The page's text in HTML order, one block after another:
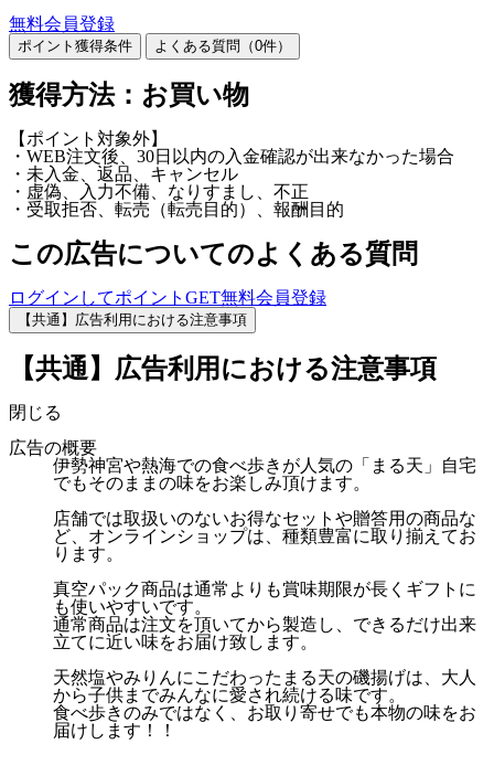
無料会員登録
ポイント獲得条件 よくある質問（0件）
獲得方法：お買い物
【ポイント対象外】
・WEB注文後、30日以内の入金確認が出来なかった場合
・未入金、返品、キャンセル
・虚偽、入力不備、なりすまし、不正
・受取拒否、転売（転売目的）、報酬目的
この広告についてのよくある質問
ログインしてポイントGET無料会員登録
【共通】広告利用における注意事項
【共通】広告利用における注意事項
閉じる
広告の概要
伊勢神宮や熱海での食べ歩きが人気の「まる天」自宅
でもそのままの味をお楽しみ頂けます。
店舗では取扱いのないお得なセットや贈答用の商品な
ど、オンラインショップは、種類豊富に取り揃えてお
ります。
真空パック商品は通常よりも賞味期限が長くギフトに
も使いやすいです。
通常商品は注文を頂いてから製造し、できるだけ出来
立てに近い味をお届け致します。
天然塩やみりんにこだわったまる天の磯揚げは、大人
から子供までみんなに愛され続ける味です。
食べ歩きのみではなく、お取り寄せでも本物の味をお
届けします！！